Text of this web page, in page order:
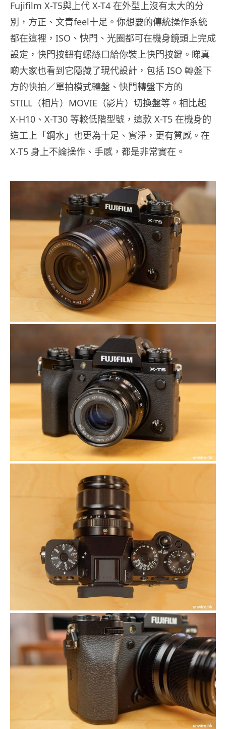
Fujifilm X-T5與上代 X-T4 在外型上沒有太大的分
別，方正、文青feel十足。你想要的傳統操作系統
都在這裡，ISO、快門、光圈都可在機身鏡頭上完成
設定，快門按鈕有螺絲口給你裝上快門按鍵。睇真
啲大家也看到它隱藏了現代設計，包括 ISO 轉盤下
方的快拍／單拍模式轉盤、快門轉盤下方的
STILL（相片）MOVIE（影片）切換盤等。相比起
X-H10、X-T30 等較低階型號，這款 X-T5 在機身的
造工上「鋼水」也更為十足、實淨，更有質感。在
X-T5 身上不論操作、手感，都是非常實在。